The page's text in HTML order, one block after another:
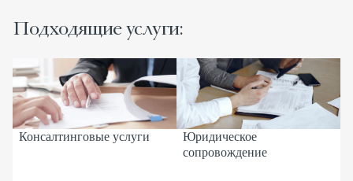
Подходящие услуги:
Консалтинговые услуги
Юридическое
сопровождение